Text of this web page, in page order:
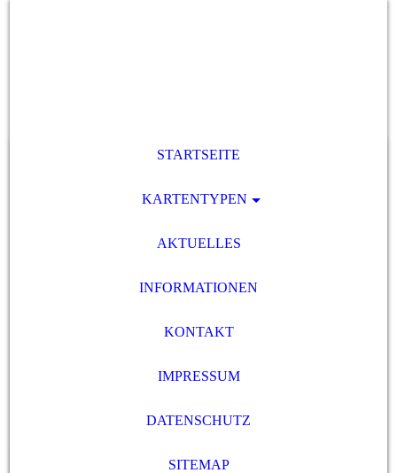
STARTSEITE
KARTENTYPEN
AKTUELLES
INFORMATIONEN
KONTAKT
IMPRESSUM
DATENSCHUTZ
SITEMAP